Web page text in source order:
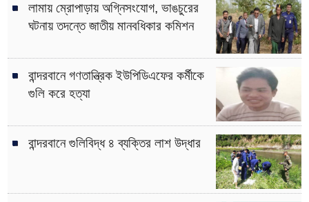
লামায় ম্রোপাড়ায় অগ্নিসংযোগ, ভাঙচুরের
ঘটনায় তদন্তে জাতীয় মানবধিকার কমিশন
বান্দরবানে গণতান্ত্রিক ইউপিডিএফের কর্মীকে
গুলি করে হত্যা
বান্দরবানে গুলিবিদ্ধ ৪ ব্যক্তির লাশ উদ্ধার